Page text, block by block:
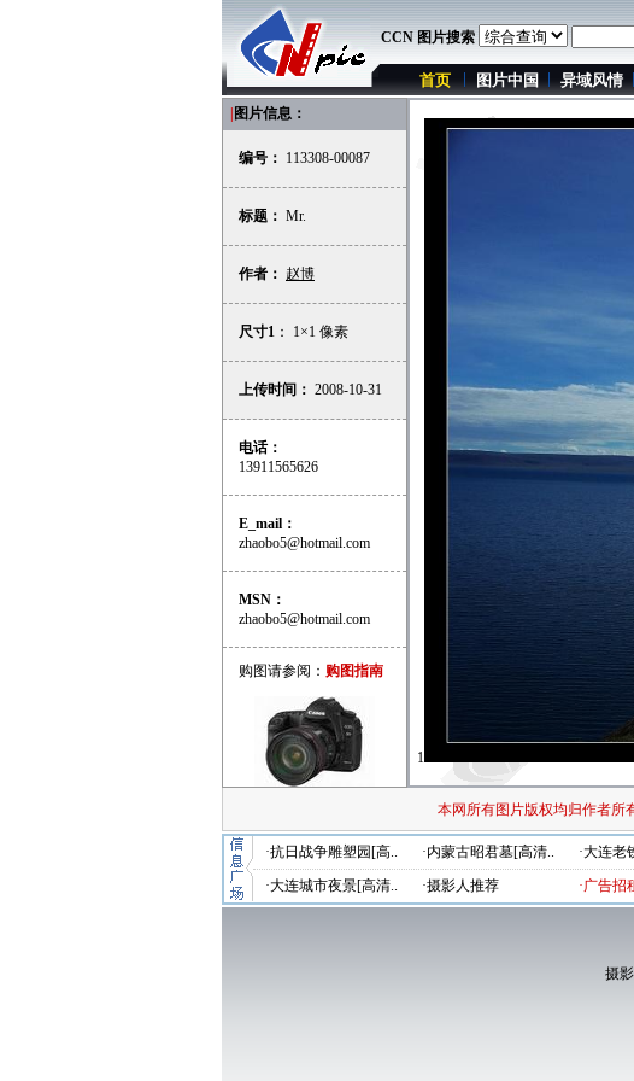
CCN 图片搜索
首页 图片中国 异域风情
图片信息：
编号： 113308-00087
标题： Mr.
作者： 赵博
尺寸1 ： 1×1 像素
上传时间： 2008-10-31
电话：
13911565626
E_mail：
zhaobo5@hotmail.com
MSN：
zhaobo5@hotmail.com
购图请参阅： 购图指南
1
本网所有图片版权均归作者所
·抗日战争雕塑园[高.. ·内蒙古昭君墓[高清.. ·大连老
·大连城市夜景[高清..
·摄影人推荐 ·广告招
摄